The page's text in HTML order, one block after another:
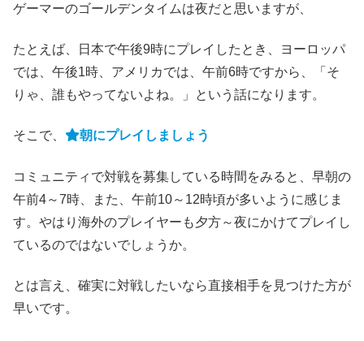
ゲーマーのゴールデンタイムは夜だと思いますが、
たとえば、日本で午後9時にプレイしたとき、ヨーロッパ
では、午後1時、アメリカでは、午前6時ですから、「そ
りゃ、誰もやってないよね。」という話になります。
そこで、 朝にプレイしましょう
コミュニティで対戦を募集している時間をみると、早朝の
午前4～7時、また、午前10～12時頃が多いように感じま
す。やはり海外のプレイヤーも夕方～夜にかけてプレイし
ているのではないでしょうか。
とは言え、確実に対戦したいなら直接相手を見つけた方が
早いです。